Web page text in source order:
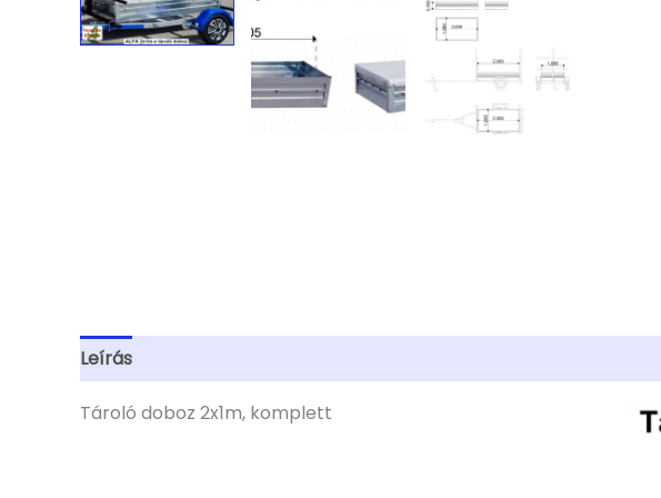
Leírás
Tároló doboz 2x1m, komplett